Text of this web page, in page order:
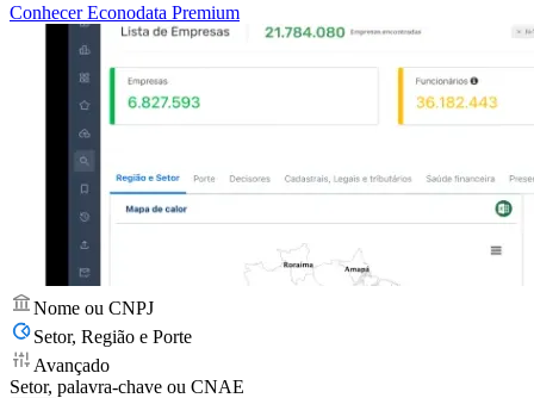
Conhecer Econodata Premium
Nome ou CNPJ
Setor, Região e Porte
Avançado
Setor, palavra-chave ou CNAE